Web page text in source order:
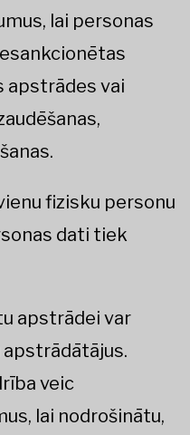
lai personas
apstrādes vai
fizisku personu
dati tiek
apstrādei var
veic
lai nodrošinātu,